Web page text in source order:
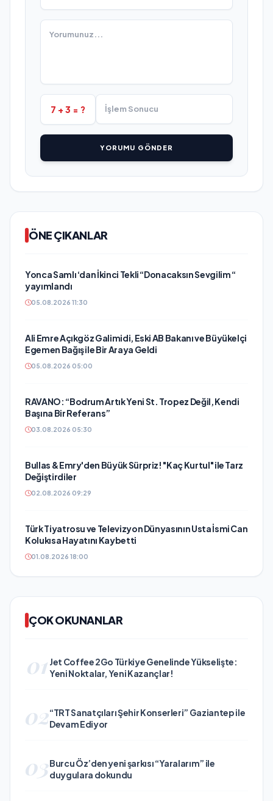
7 + 3 = ?
YORUMU GÖNDER
ÖNE ÇIKANLAR
Yonca Samlı ‘dan İkinci Tekli “Donacaksın Sevgilim “
yayımlandı
05.08.2026 11:30
Ali Emre Açıkgöz Galimidi, Eski AB Bakanı ve Büyükelçi
Egemen Bağış ile Bir Araya Geldi
05.08.2026 05:00
RAVANO: “Bodrum Artık Yeni St. Tropez Değil, Kendi
Başına Bir Referans”
03.08.2026 05:30
Bullas & Emry'den Büyük Sürpriz! "Kaç Kurtul" ile Tarz
Değiştirdiler
02.08.2026 09:29
Türk Tiyatrosu ve Televizyon Dünyasının Usta İsmi Can
Kolukısa Hayatını Kaybetti
01.08.2026 18:00
ÇOK OKUNANLAR
01 Jet Coffee 2Go Türkiye Genelinde Yükselişte:
Yeni Noktalar, Yeni Kazançlar!
02“TRT Sanatçıları Şehir Konserleri” Gaziantep ile
Devam Ediyor
03Burcu Öz’den yeni şarkısı “Yaralarım” ile
duygulara dokundu